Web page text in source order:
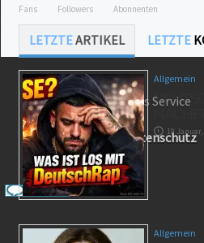
Fans Followers Abonnenten
LETZTEARTIKEL LETZTE
Allgemein
19 Januar,
Allgemein
OLJO Musik Charts Service
Impressum
Rechtliches/ Datenschutz